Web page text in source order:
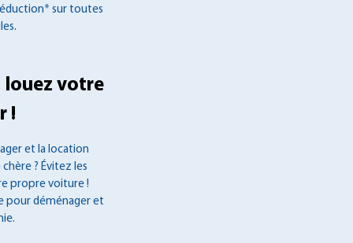
sur toutes
louez votre
!
et la location
? Évitez les
propre voiture !
pour déménager et